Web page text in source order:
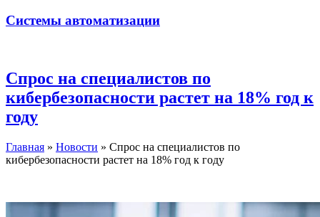
Системы автоматизации
Спрос на специалистов по
кибербезопасности растет на 18% год к
году
Главная » Новости » Спрос на специалистов по
кибербезопасности растет на 18% год к году